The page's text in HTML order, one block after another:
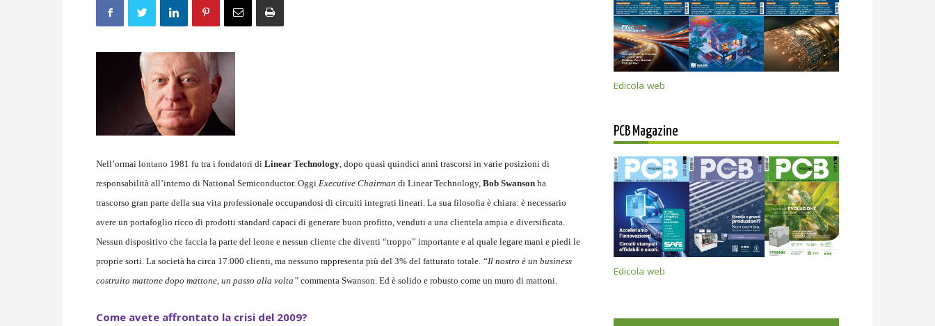
Nell’ormai lontano 1981 fu tra i fondatori di Linear Technology, dopo quasi quindici anni trascorsi in varie posizioni di
responsabilità all’interno di National Semiconductor. Oggi Executive Chairman di Linear Technology, Bob Swanson ha
trascorso gran parte della sua vita professionale occupandosi di circuiti integrati lineari. La sua filosofia è chiara: è necessario
avere un portafoglio ricco di prodotti standard capaci di generare buon profitto, venduti a una clientela ampia e diversificata.
Nessun dispositivo che faccia la parte del leone e nessun cliente che diventi “troppo” importante e al quale legare mani e piedi le
proprie sorti. La società ha circa 17.000 clienti, ma nessuno rappresenta più del 3% del fatturato totale. “Il nostro è un business
costruito mattone dopo mattone, un passo alla volta” commenta Swanson. Ed è solido e robusto come un muro di mattoni.
Come avete affrontato la crisi del 2009?
Edicola web
PCB Magazine
Edicola web